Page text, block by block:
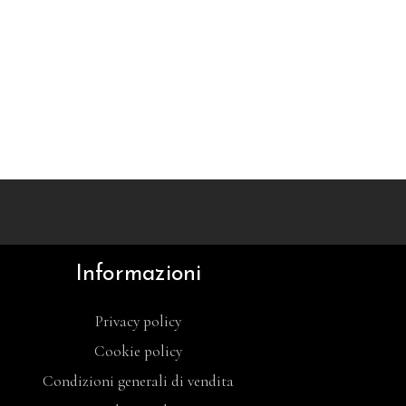
Informazioni
Privacy policy
Cookie policy
Condizioni generali di vendita